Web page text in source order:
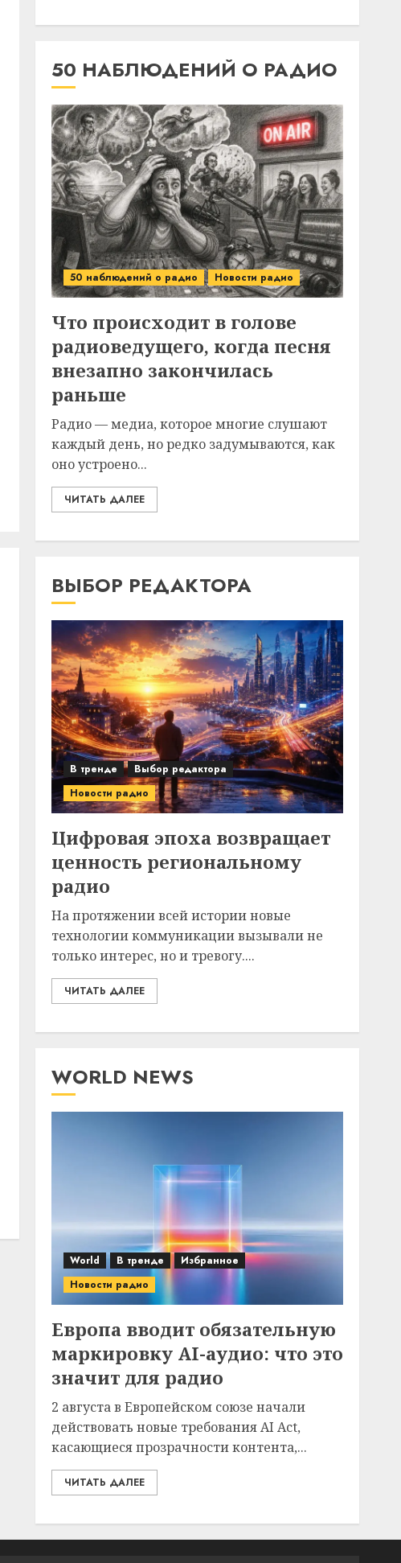
50 НАБЛЮДЕНИЙ О РАДИО
50 наблюдений о радио Новости радио
Что происходит в голове
радиоведущего, когда песня
внезапно закончилась
раньше
Радио — медиа, которое многие слушают
каждый день, но редко задумываются, как
оно устроено...
ЧИТАТЬ ДАЛЕЕ
ВЫБОР РЕДАКТОРА
В тренде
Выбор редактора
Новости радио
Цифровая эпоха возвращает
ценность региональному
радио
На протяжении всей истории новые
технологии коммуникации вызывали не
только интерес, но и тревогу....
ЧИТАТЬ ДАЛЕЕ
WORLD NEWS
World В тренде
Избранное
Новости радио
Европа вводит обязательную
маркировку AI-аудио: что это
значит для радио
2 августа в Европейском союзе начали
действовать новые требования AI Act,
касающиеся прозрачности контента,...
ЧИТАТЬ ДАЛЕЕ